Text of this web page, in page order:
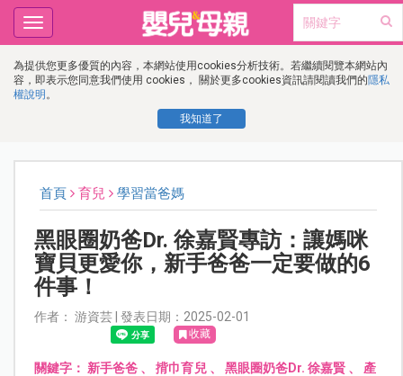
為提供您更多優質的內容，本網站使用cookies分析技術。若繼續閱覽本網站內
容，即表示您同意我們使用 cookies， 關於更多cookies資訊請閱讀我們的隱私
權說明 。
我知道了
Toggle
navigation
首頁 育兒 學習當爸媽
黑眼圈奶爸Dr. 徐嘉賢專訪：讓媽咪
寶貝更愛你，新手爸爸一定要做的6
件事！
作者： 游資芸 | 發表日期：2025-02-01
收藏
關鍵字： 新手爸爸 、揹巾育兒、 黑眼圈奶爸Dr. 徐嘉賢、 產